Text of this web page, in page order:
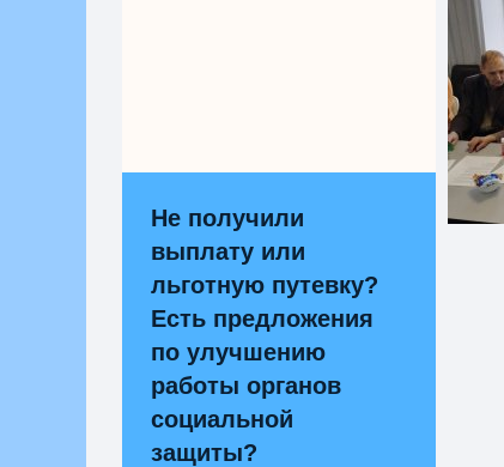
Не получили
выплату или
льготную путевку?
Есть предложения
по улучшению
работы органов
социальной
защиты?